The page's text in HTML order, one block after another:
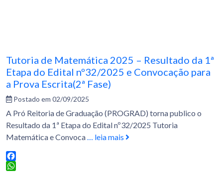
Tutoria de Matemática 2025 – Resultado da 1ª
Etapa do Edital nº32/2025 e Convocação para
a Prova Escrita(2ª Fase)
Postado em 02/09/2025
A Pró Reitoria de Graduação (PROGRAD) torna publico o
Resultado da 1ª Etapa do Edital nº32/2025 Tutoria
Matemática e Convoca… leia mais
Facebook